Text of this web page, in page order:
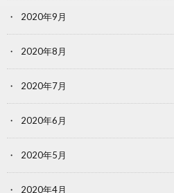
2020年9月
2020年8月
2020年7月
2020年6月
2020年5月
2020年4月